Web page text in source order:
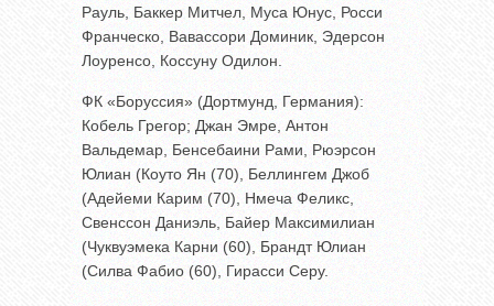
Рауль, Баккер Митчел, Муса Юнус, Росси
Франческо, Вавассори Доминик, Эдерсон
Лоуренсо, Коссуну Одилон.
ФК «Боруссия» (Дортмунд, Германия):
Кобель Грегор; Джан Эмре, Антон
Вальдемар, Бенсебаини Рами, Рюэрсон
Юлиан (Коуто Ян (70), Беллингем Джоб
(Адейеми Карим (70), Нмеча Феликс,
Свенссон Даниэль, Байер Максимилиан
(Чуквуэмека Карни (60), Брандт Юлиан
(Силва Фабио (60), Гирасси Серу.